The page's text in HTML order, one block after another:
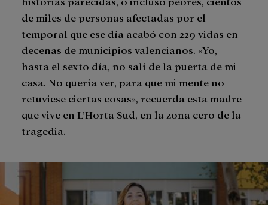
de miles de personas afectadas por el
temporal que ese día acabó con 229 vidas en
decenas de municipios valencianos. «Yo,
hasta el sexto día, no salí de la puerta de mi
casa. No quería ver, para que mi mente no
retuviese ciertas cosas», recuerda esta madre
que vive en L’Horta Sud, en la zona cero de la
tragedia.